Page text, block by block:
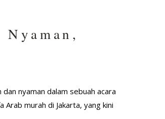
nyaman dalam sebuah acara
murah di Jakarta, yang kini